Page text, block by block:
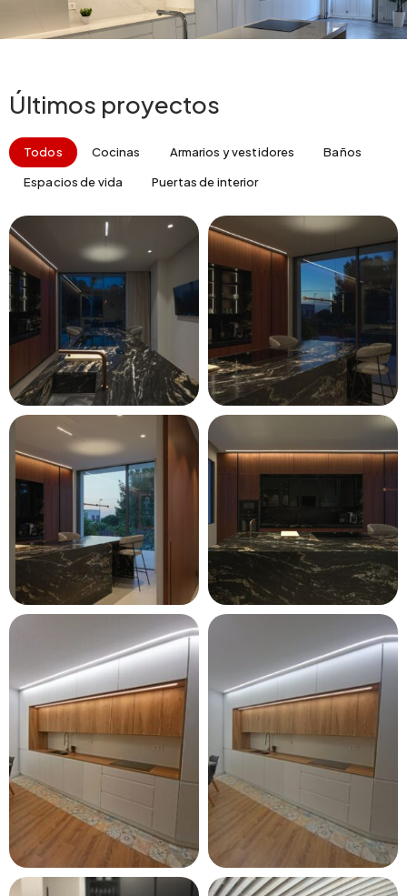
Últimos proyectos
Todos Cocinas Armarios y vestidores Baños
Espacios de vida Puertas de interior